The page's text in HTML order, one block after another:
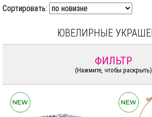
Сортировать:
ЮВЕЛИРНЫЕ
ФИЛЬТР
(Нажмите, чтобы раскрыть)